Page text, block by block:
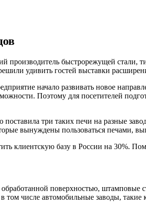
производитель быстрорежущей
удивить гостей выставки
начало развивать новое
Поэтому для посетителей
три таких печи на разные
вынуждены пользоваться печами,
клиентскую базу в России на 30%.
поверхностью,
том числе автомобильные заводы,